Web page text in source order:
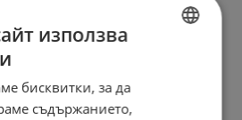
100%-ов чист памук, което
вкус.
смяна, както и
използва
бисквитки, за да
съдържанието,